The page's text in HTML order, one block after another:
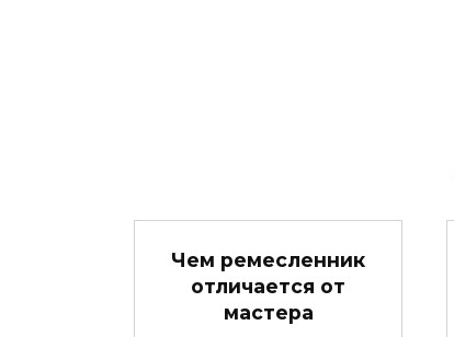
Чем ремесленник
отличается от
мастера